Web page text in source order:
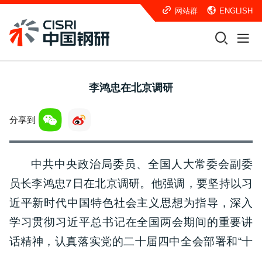
网站群 ENGLISH
李鸿忠在北京调研
分享到
中共中央政治局委员、全国人大常委会副委
员长李鸿忠7日在北京调研。他强调，要坚持以习
近平新时代中国特色社会主义思想为指导，深入
学习贯彻习近平总书记在全国两会期间的重要讲
话精神，认真落实党的二十届四中全会部署和“十